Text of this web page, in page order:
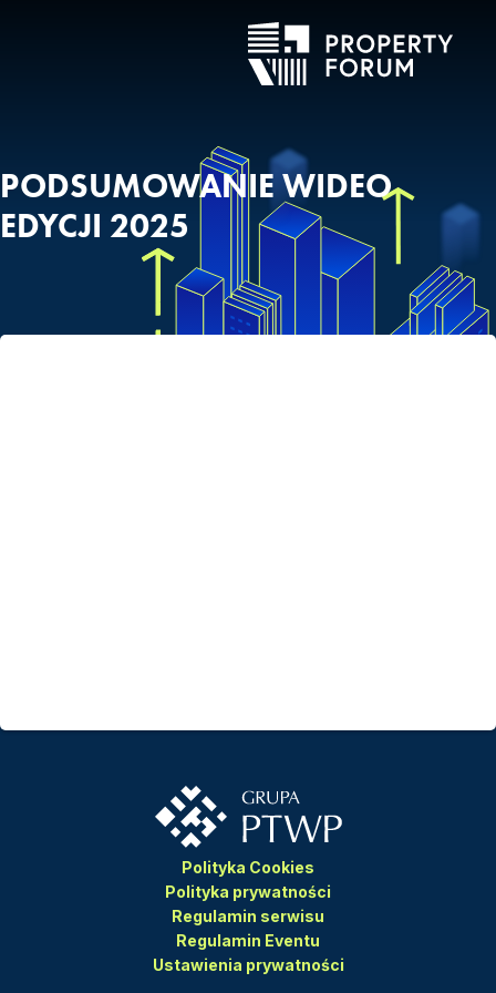
PODSUMOWANIE WIDEO
EDYCJI 2025
Polityka Cookies
Polityka prywatności
Regulamin serwisu
Regulamin Eventu
Ustawienia prywatności